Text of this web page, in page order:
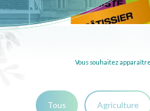
Vous souhaitez
Tous Agriculture